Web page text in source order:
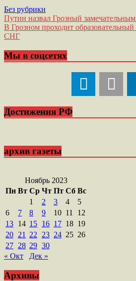
Без рубрики
Навигация
по
Путин назвал Грозный
В Грозном проходит
СНГ
Мы в соцсетях
Достижения РФ
архив газеты
Ноябрь 2023
Пн Вт Ср Чт Пт Сб Вс
1
2 3 4
5
6
7 8 9 10 11
12
13 14 15 16 17 18 19
20 21 22 23 24 25 26
27 28 29 30
« Окт
Дек »
Архивы